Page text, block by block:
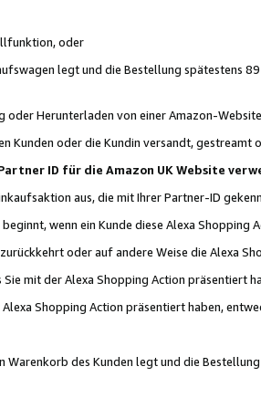
oder
legt und die Bestellung spätestens
Herunterladen von einer Amazon-
Kunden oder die Kundin versandt,
ID für die Amazon UK Website
aus, die mit Ihrer Partner-ID
wenn ein Kunde diese Alexa Shopping
oder auf andere Weise die Alexa
mit der Alexa Shopping Action präsentiert
Shopping Action präsentiert haben,
des Kunden legt und die